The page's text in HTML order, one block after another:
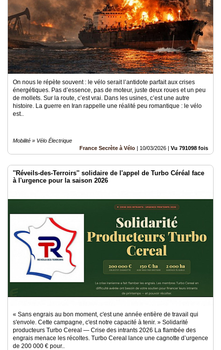
On nous le répète souvent : le vélo serait l’antidote parfait aux crises
énergétiques. Pas d’essence, pas de moteur, juste deux roues et un peu
de mollets. Sur la route, c’est vrai. Dans les usines, c’est une autre
histoire. La guerre en Iran rappelle une réalité peu romantique : le vélo
est..
Mobilité » Vélo Électrique
France Secrète à Vélo | 10/03/2026 | Vu 791098 fois
''Réveils-des-Terroirs'' solidaire de l'appel de Turbo Céréal face
à l'urgence pour la saison 2026
« Sans engrais au bon moment, c'est une année entière de travail qui
s'envole. Cette campagne, c'est notre capacité à tenir. » Solidarité
producteurs Turbo Cereal — Crise des intrants 2026 La flambée des
engrais menace les récoltes. Turbo Cereal lance une cagnotte d’urgence
de 200 000 € pour..